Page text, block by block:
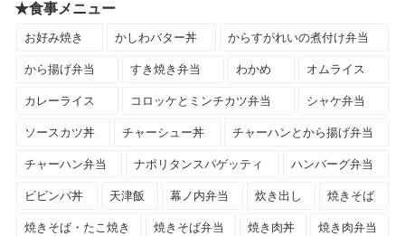
★食事メニュー
お好み焼き かしわバター丼 からすがれいの煮付け弁当
から揚げ弁当 すき焼き弁当 わかめ オムライス
カレーライス コロッケとミンチカツ弁当 シャケ弁当
ソースカツ丼 チャーシュー丼 チャーハンとから揚げ弁当
チャーハン弁当 ナポリタンスパゲッティ ハンバーグ弁当
ビビンバ丼 天津飯 幕ノ内弁当 炊き出し 焼きそば
焼きそば・たこ焼き 焼きそば弁当 焼き肉丼 焼き肉弁当